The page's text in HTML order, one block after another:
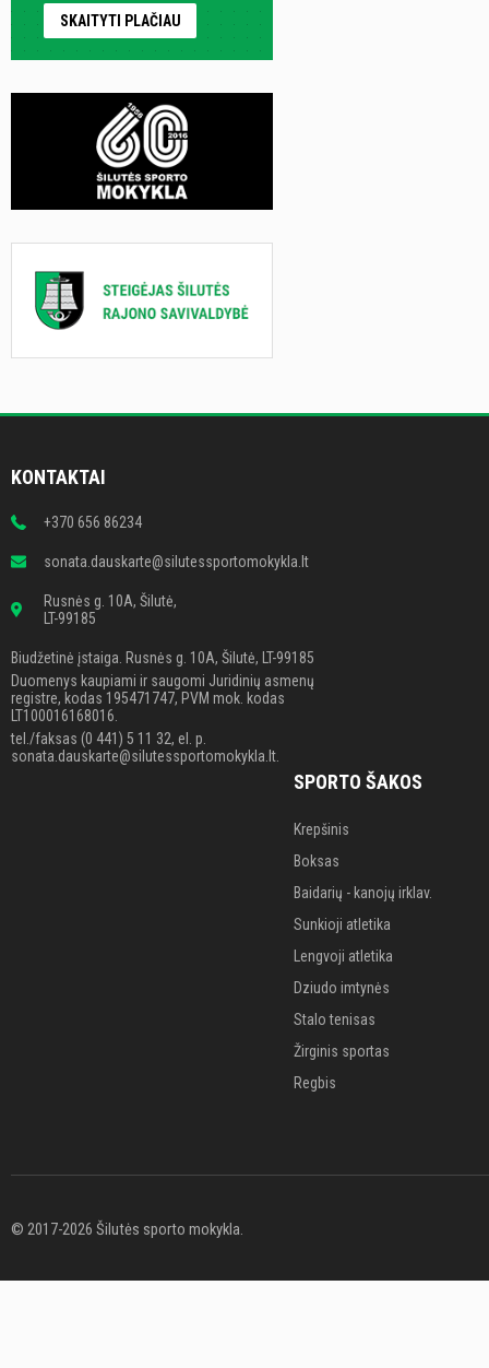
SKAITYTI PLAČIAU
KONTAKTAI
+370 656 86234
sonata.dauskarte@silutessportomokykla.lt
Rusnės g. 10A, Šilutė,
LT-99185
Biudžetinė įstaiga. Rusnės g. 10A, Šilutė, LT-99185
Duomenys kaupiami ir saugomi Juridinių asmenų
registre, kodas 195471747, PVM mok. kodas
LT100016168016.
tel./faksas (0 441) 5 11 32, el. p.
sonata.dauskarte@silutessportomokykla.lt.
SPORTO ŠAKOS
Krepšinis
Boksas
Baidarių - kanojų irklav.
Sunkioji atletika
Lengvoji atletika
Dziudo imtynės
Stalo tenisas
Žirginis sportas
Regbis
© 2017-2026 Šilutės sporto mokykla.